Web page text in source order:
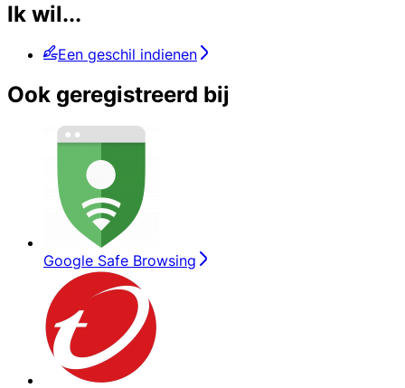
Ik wil...
Een geschil indienen
Ook geregistreerd bij
Google Safe Browsing